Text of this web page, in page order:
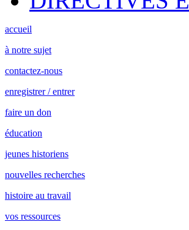
accueil
à notre sujet
contactez-nous
enregistrer / entrer
faire un don
éducation
jeunes historiens
nouvelles recherches
histoire au travail
vos ressources